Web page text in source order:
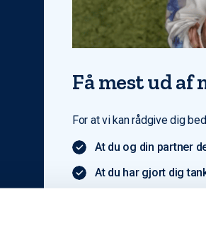
Få mest ud af
For at vi kan rådgive dig
At du og din partner
At du har gjort dig